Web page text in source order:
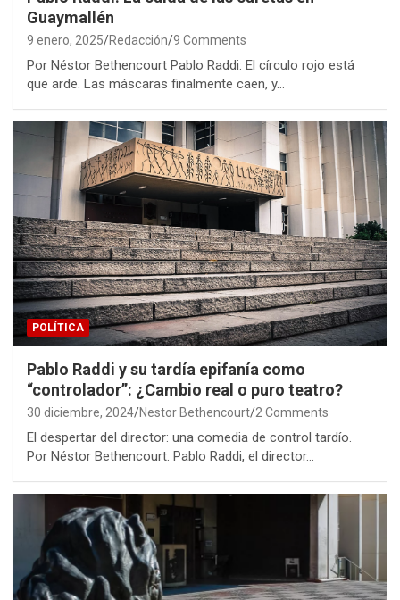
Guaymallén
9 enero, 2025 Redacción 9 Comments
Por Néstor Bethencourt Pablo Raddi: El círculo rojo está
que arde. Las máscaras finalmente caen, y…
POLÍTICA
Pablo Raddi y su tardía epifanía como
“controlador”: ¿Cambio real o puro teatro?
30 diciembre, 2024 Nestor Bethencourt 2 Comments
El despertar del director: una comedia de control tardío.
Por Néstor Bethencourt. Pablo Raddi, el director…